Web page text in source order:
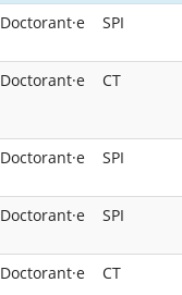
Doctorant·e SPI
Doctorant·e CT
Doctorant·e SPI
Doctorant·e SPI
Doctorant·e CT